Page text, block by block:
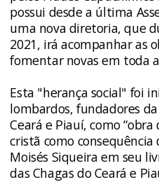
possui desde a última
uma nova diretoria, que
2021, irá acompanhar as
fomentar novas em toda
Esta "herança social" foi
lombardos, fundadores
Ceará e Piauí, como
cristã como consequência
Moisés Siqueira em seu
das Chagas do Ceará e